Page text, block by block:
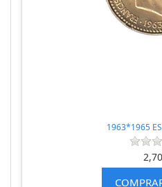
1963*1965